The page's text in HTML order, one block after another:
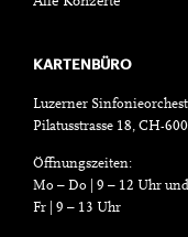
KARTENBÜRO
Luzerner
Pilatusstrasse 18, CH-
Öffnungszeiten:
Mo – Do | 9 – 12 Uhr
Fr | 9 – 13 Uhr